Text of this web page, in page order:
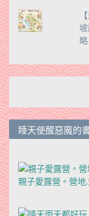
略
睡天使醒惡魔的
親子愛露營。營地